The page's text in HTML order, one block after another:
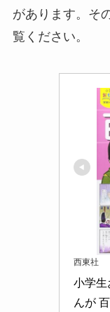
があります。そ
覧ください。
西東社
小学生
んが